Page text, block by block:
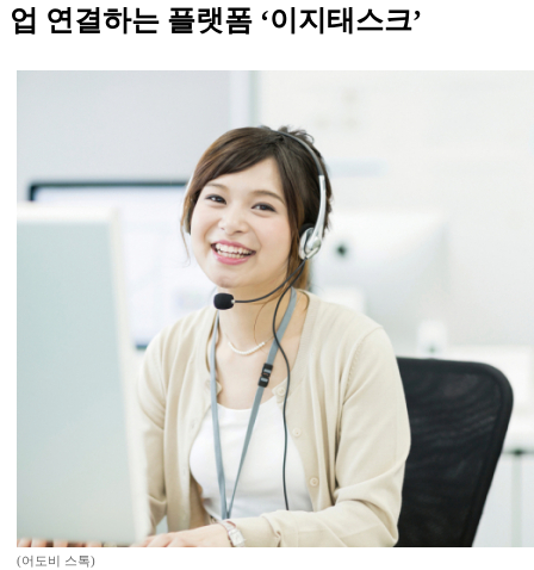
업 연결하는 플랫폼 ‘이지태스크’
(어도비 스톡)